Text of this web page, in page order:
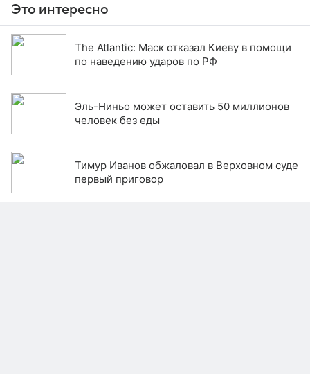
Это интересно
The Atlantic: Маск отказал Киеву в помощи
по наведению ударов по РФ
Эль-Ниньо может оставить 50 миллионов
человек без еды
Тимур Иванов обжаловал в Верховном суде
первый приговор